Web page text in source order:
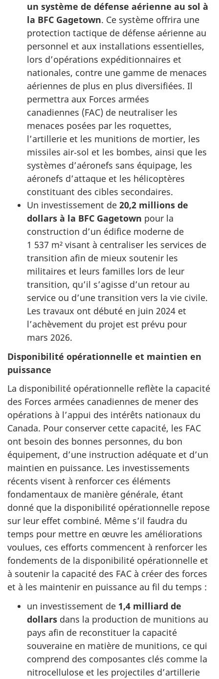
un système de défense aérienne au sol à
la BFC Gagetown. Ce système offrira une
protection tactique de défense aérienne au
personnel et aux installations essentielles,
lors d’opérations expéditionnaires et
nationales, contre une gamme de menaces
aériennes de plus en plus diversifiées. Il
permettra aux Forces armées
canadiennes (FAC) de neutraliser les
menaces posées par les roquettes,
l’artillerie et les munitions de mortier, les
missiles air‑sol et les bombes, ainsi que les
systèmes d’aéronefs sans équipage, les
aéronefs d’attaque et les hélicoptères
constituant des cibles secondaires.
Un investissement de 20,2 millions de
dollars à la BFC Gagetown pour la
construction d’un édifice moderne de
1 537 m² visant à centraliser les services de
transition afin de mieux soutenir les
militaires et leurs familles lors de leur
transition, qu’il s’agisse d’un retour au
service ou d’une transition vers la vie civile.
Les travaux ont débuté en juin 2024 et
l’achèvement du projet est prévu pour
mars 2026.
Disponibilité opérationnelle et maintien en
puissance
La disponibilité opérationnelle reflète la capacité
des Forces armées canadiennes de mener des
opérations à l’appui des intérêts nationaux du
Canada. Pour conserver cette capacité, les FAC
ont besoin des bonnes personnes, du bon
équipement, d’une instruction adéquate et d’un
maintien en puissance. Les investissements
récents visent à renforcer ces éléments
fondamentaux de manière générale, étant
donné que la disponibilité opérationnelle repose
sur leur effet combiné. Même s’il faudra du
temps pour mettre en œuvre les améliorations
voulues, ces efforts commencent à renforcer les
fondements de la disponibilité opérationnelle et
à soutenir la capacité des FAC à créer des forces
et à les maintenir en puissance au fil du temps :
un investissement de 1,4 milliard de
dollars dans la production de munitions au
pays afin de reconstituer la capacité
souveraine en matière de munitions, ce qui
comprend des composantes clés comme la
nitrocellulose et les projectiles d’artillerie